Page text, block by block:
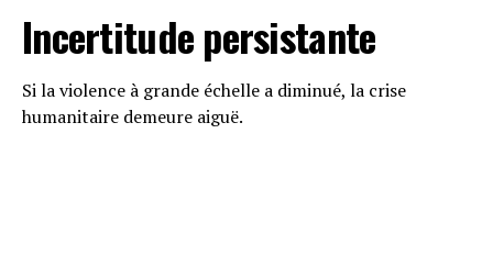
Incertitude persistante
Si la violence à grande échelle a diminué, la crise
humanitaire demeure aiguë.